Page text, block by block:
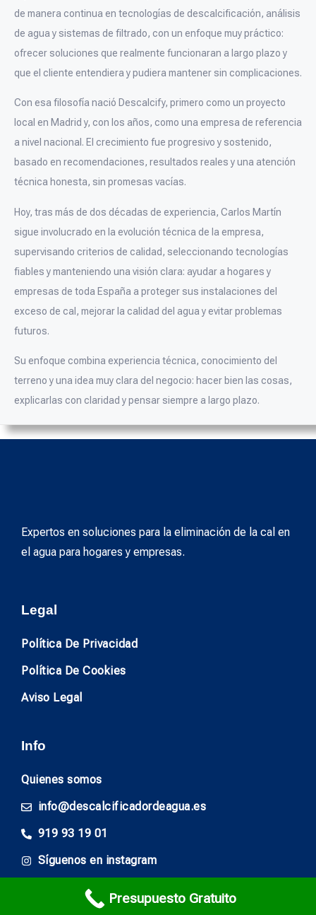
de manera continua en tecnologías de descalcificación, análisis
de agua y sistemas de filtrado, con un enfoque muy práctico:
ofrecer soluciones que realmente funcionaran a largo plazo y
que el cliente entendiera y pudiera mantener sin complicaciones.
Con esa filosofía nació Descalcify, primero como un proyecto
local en Madrid y, con los años, como una empresa de referencia
a nivel nacional. El crecimiento fue progresivo y sostenido,
basado en recomendaciones, resultados reales y una atención
técnica honesta, sin promesas vacías.
Hoy, tras más de dos décadas de experiencia, Carlos Martín
sigue involucrado en la evolución técnica de la empresa,
supervisando criterios de calidad, seleccionando tecnologías
fiables y manteniendo una visión clara: ayudar a hogares y
empresas de toda España a proteger sus instalaciones del
exceso de cal, mejorar la calidad del agua y evitar problemas
futuros.
Su enfoque combina experiencia técnica, conocimiento del
terreno y una idea muy clara del negocio: hacer bien las cosas,
explicarlas con claridad y pensar siempre a largo plazo.
Expertos en soluciones para la eliminación de la cal en
el agua para hogares y empresas.
Legal
Política De Privacidad
Política De Cookies
Aviso Legal
Info
Quienes somos
info@descalcificadordeagua.es
919 93 19 01
Síguenos en instagram
Presupuesto Gratuito